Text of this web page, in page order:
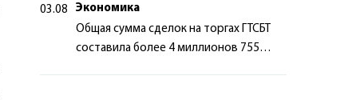
03.08
Экономика
Общая сумма сделок на торгах ГТСБТ
составила более 4 миллионов 755